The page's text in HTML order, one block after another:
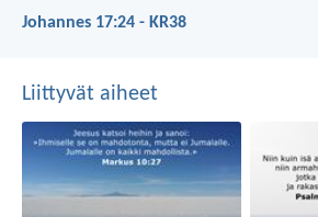
Johannes 17:24 - KR38
Liittyvät aiheet